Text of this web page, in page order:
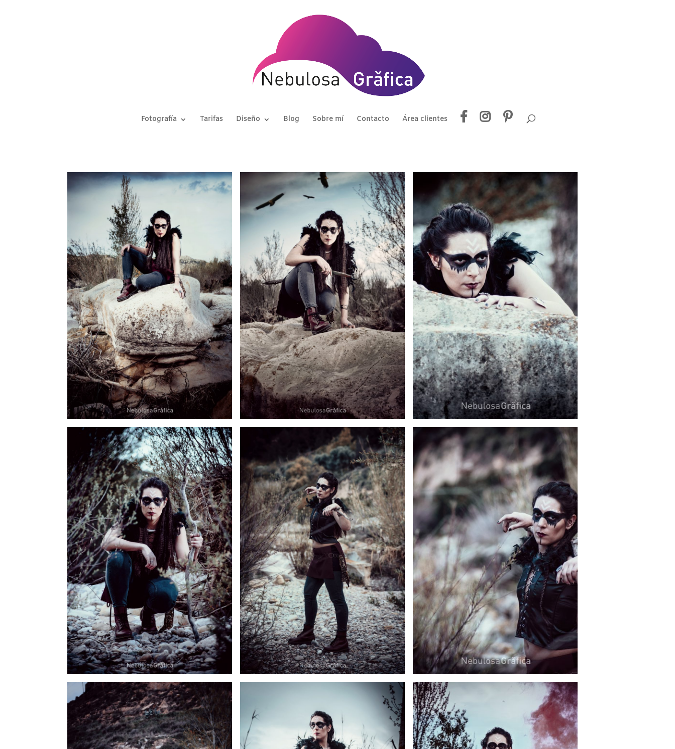
Fotografía Tarifas Diseño Blog Sobre mí Contacto Área clientes